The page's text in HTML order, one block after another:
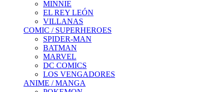
MINNIE
EL REY LEÓN
VILLANAS
COMIC / SUPERHEROES
SPIDER-MAN
BATMAN
MARVEL
DC COMICS
LOS VENGADORES
ANIME / MANGA